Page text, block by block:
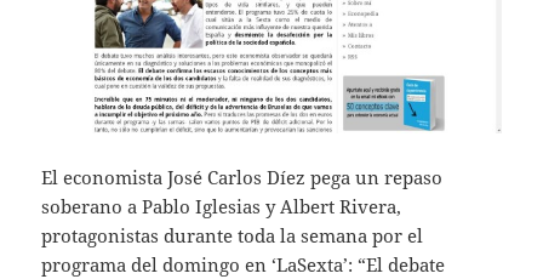
El economista José Carlos Díez pega un repaso
soberano a Pablo Iglesias y Albert Rivera,
protagonistas durante toda la semana por el
programa del domingo en ‘LaSexta’: “El debate